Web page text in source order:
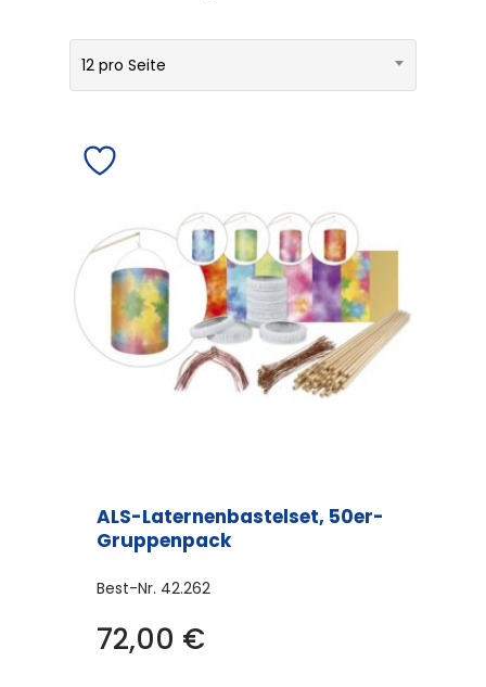
12 pro Seite
ALS-Laternenbastelset, 50er-
Gruppenpack
Best-Nr. 42.262
72,00 €